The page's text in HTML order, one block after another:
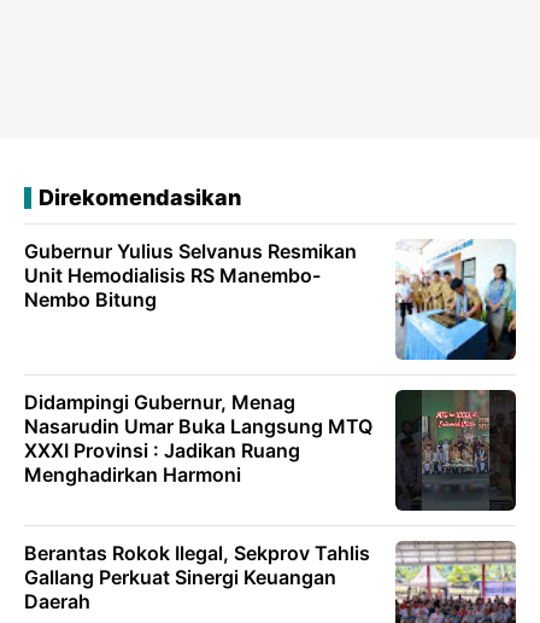
Direkomendasikan
Gubernur Yulius Selvanus Resmikan
Unit Hemodialisis RS Manembo-
Nembo Bitung
Didampingi Gubernur, Menag
Nasarudin Umar Buka Langsung MTQ
XXXI Provinsi : Jadikan Ruang
Menghadirkan Harmoni
Berantas Rokok Ilegal, Sekprov Tahlis
Gallang Perkuat Sinergi Keuangan
Daerah